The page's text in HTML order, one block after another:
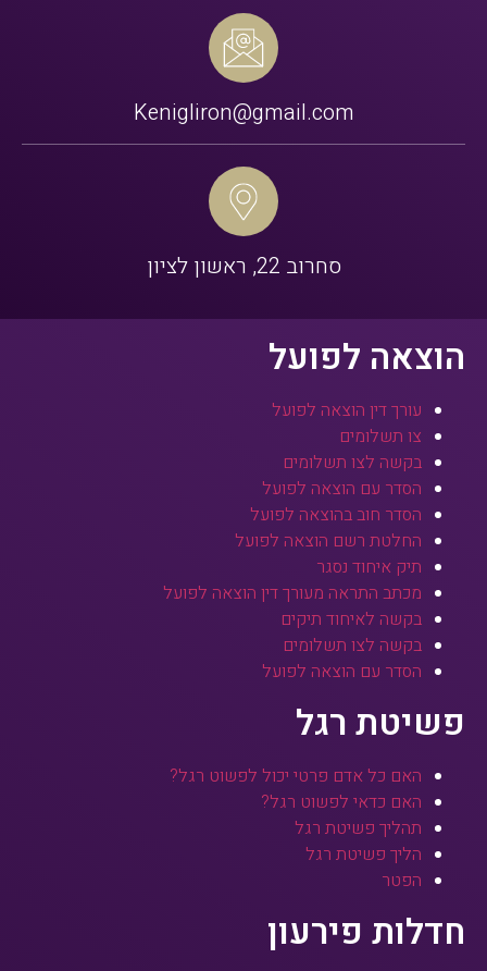
Kenigliron@gmail.com
סחרוב 22, ראשון לציון
הוצאה לפועל
עורך דין הוצאה לפועל
צו תשלומים
בקשה לצו תשלומים
הסדר עם הוצאה לפועל
הסדר חוב בהוצאה לפועל
החלטת רשם הוצאה לפועל
תיק איחוד נסגר
מכתב התראה מעורך דין הוצאה לפועל
בקשה לאיחוד תיקים
בקשה לצו תשלומים
הסדר עם הוצאה לפועל
פשיטת רגל
האם כל אדם פרטי יכול לפשוט רגל?
האם כדאי לפשוט רגל?
תהליך פשיטת רגל
הליך פשיטת רגל
הפטר
חדלות פירעון